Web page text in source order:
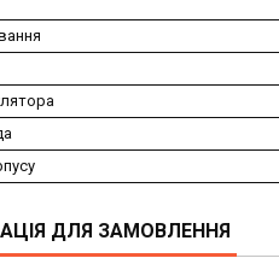
ДЛЯ ЗАМОВЛЕННЯ